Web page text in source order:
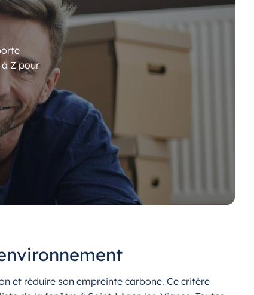
Z pour
et réduire son empreinte carbone. Ce critère